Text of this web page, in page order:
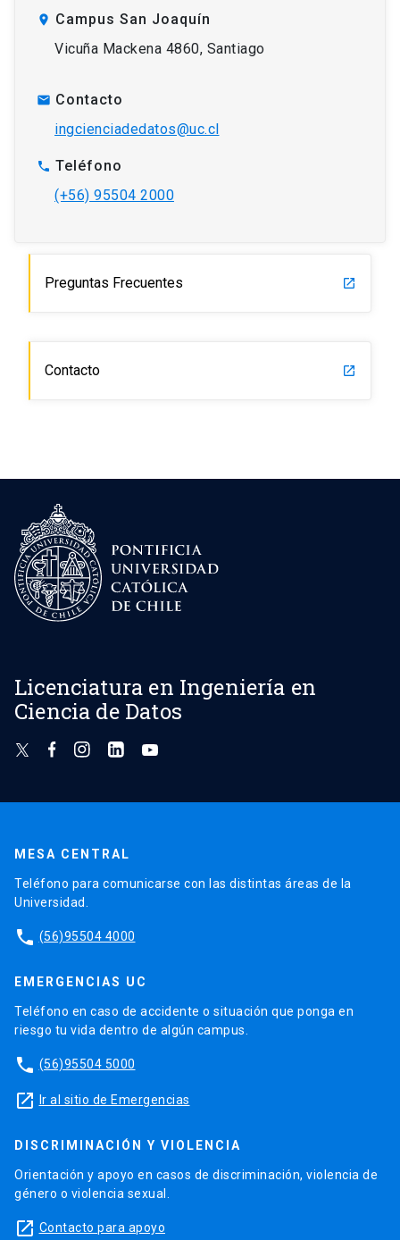
location_on Campus San Joaquín
Vicuña Mackena 4860, Santiago
mail Contacto
ingcienciadedatos@uc.cl
phone Teléfono
(+56) 95504 2000
Preguntas Frecuentes launch
Contacto launch
Licenciatura en Ingeniería en
Ciencia de Datos
MESA CENTRAL
Teléfono para comunicarse con las distintas áreas de la
Universidad.
phone (56)95504 4000
EMERGENCIAS UC
Teléfono en caso de accidente o situación que ponga en
riesgo tu vida dentro de algún campus.
phone (56)95504 5000
launch Ir al sitio de Emergencias
DISCRIMINACIÓN Y VIOLENCIA
Orientación y apoyo en casos de discriminación, violencia de
género o violencia sexual.
launch Contacto para apoyo